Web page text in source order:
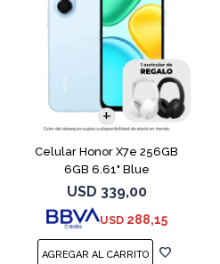
Celular Honor X7e 256GB
6GB 6.61" Blue
USD 339,00
USD 288,15
COMPARAR